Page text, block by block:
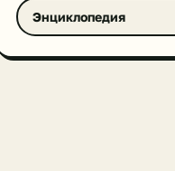
Энциклопедия